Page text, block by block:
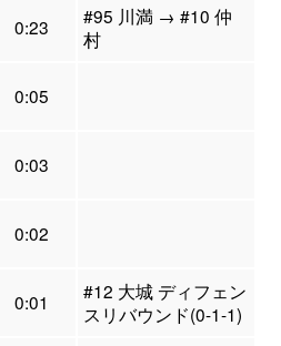
0:23
#95 川満 → #10 仲
村
0:05
0:03
0:02
0:01
#12 大城 ディフェン
スリバウンド(0-1-1)